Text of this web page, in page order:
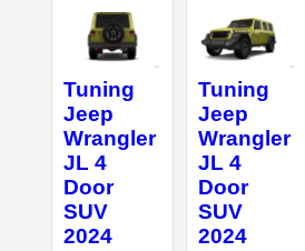
Tuning
Jeep
Wrangler
JL 4
Door
SUV
2024
Tuning
Jeep
Wrangler
JL 4
Door
SUV
2024